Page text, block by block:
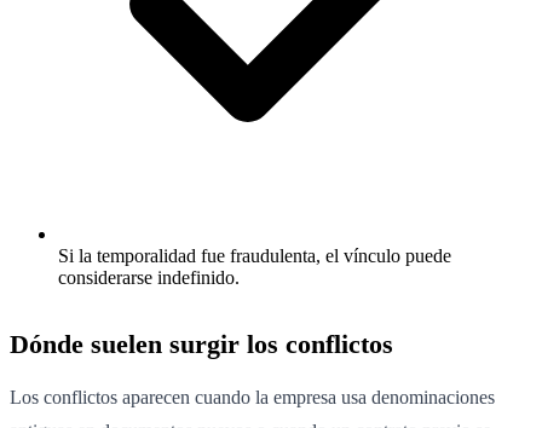
Si la temporalidad fue fraudulenta, el vínculo puede
considerarse indefinido.
Dónde suelen surgir los conflictos
Los conflictos aparecen cuando la empresa usa denominaciones